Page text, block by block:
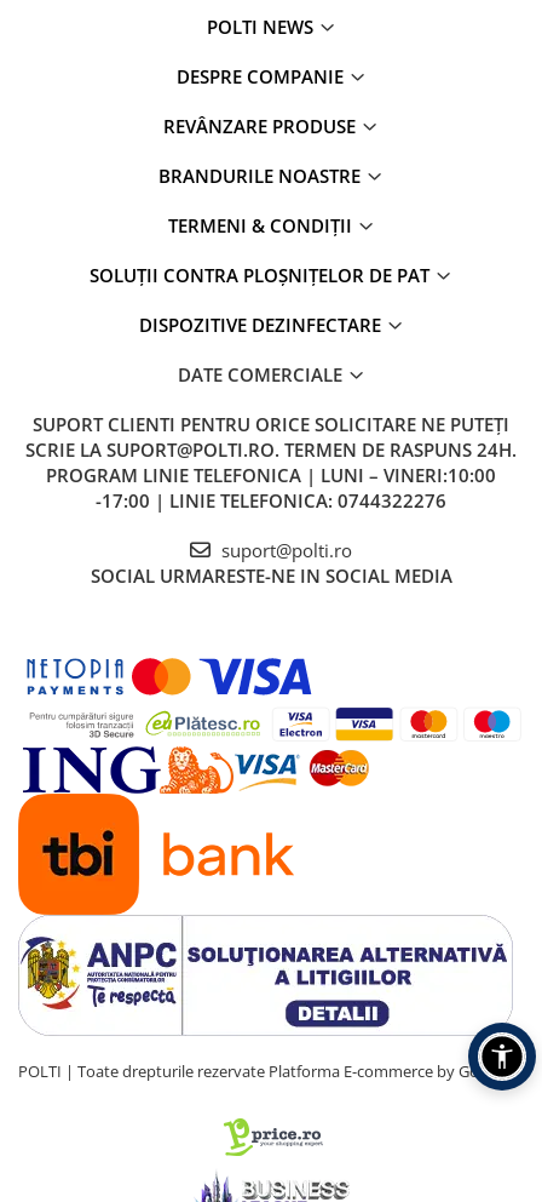
POLTI NEWS
DESPRE COMPANIE
REVÂNZARE PRODUSE
BRANDURILE NOASTRE
TERMENI & CONDIȚII
SOLUȚII CONTRA PLOȘNIȚELOR DE PAT
DISPOZITIVE DEZINFECTARE
DATE COMERCIALE
SUPORT CLIENTI PENTRU ORICE SOLICITARE NE PUTEȚI
SCRIE LA SUPORT@POLTI.RO. TERMEN DE RASPUNS 24H.
PROGRAM LINIE TELEFONICA | LUNI – VINERI:10:00
-17:00 | LINIE TELEFONICA: 0744322276
suport@polti.ro
SOCIAL URMARESTE-NE IN SOCIAL MEDIA
POLTI | Toate drepturile rezervate Platforma E-commerce by Gomag